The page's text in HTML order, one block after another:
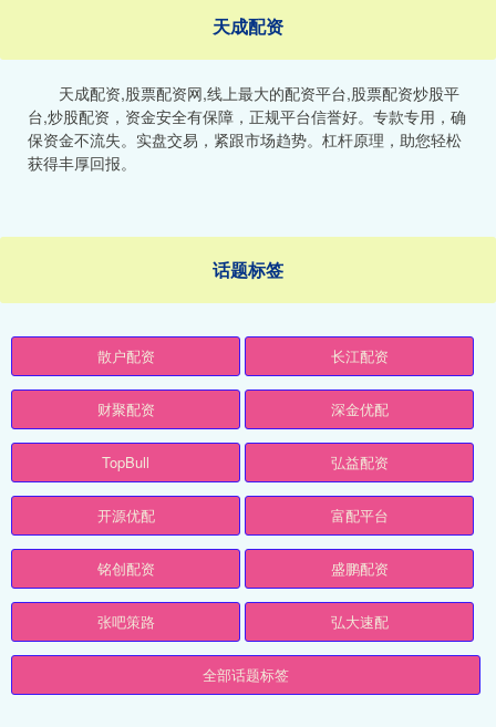
天成配资
天成配资,股票配资网,线上最大的配资平台,股票配资炒股平
台,炒股配资，资金安全有保障，正规平台信誉好。专款专用，确
保资金不流失。实盘交易，紧跟市场趋势。杠杆原理，助您轻松
获得丰厚回报。
话题标签
散户配资 长江配资
财聚配资 深金优配
TopBull 弘益配资
开源优配 富配平台
铭创配资 盛鹏配资
张吧策路 弘大速配
全部话题标签